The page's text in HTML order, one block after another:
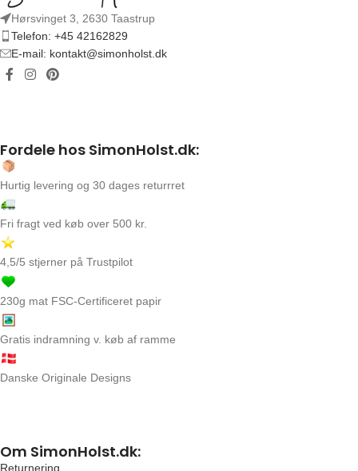
Hørsvinget 3, 2630 Taastrup
Telefon: +45 42162829
E-mail: kontakt@simonholst.dk
Fordele hos SimonHolst.dk:
Hurtig levering og 30 dages returrret
Fri fragt ved køb over 500 kr.
4,5/5 stjerner på Trustpilot
230g mat FSC-Certificeret papir
Gratis indramning v. køb af ramme
Danske Originale Designs
Om SimonHolst.dk:
Returnering